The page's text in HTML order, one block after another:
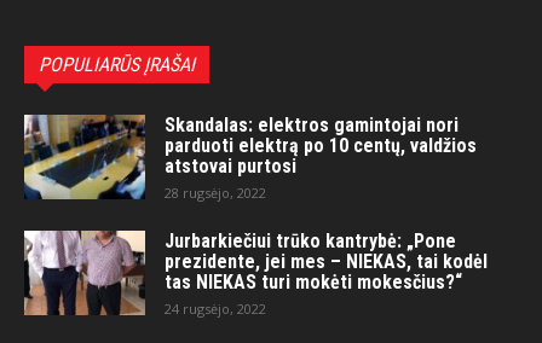
POPULIARŪS ĮRAŠAI
Skandalas: elektros gamintojai nori
parduoti elektrą po 10 centų, valdžios
atstovai purtosi
28 rugsėjo, 2022
Jurbarkiečiui trūko kantrybė: „Pone
prezidente, jei mes – NIEKAS, tai kodėl
tas NIEKAS turi mokėti mokesčius?“
24 rugsėjo, 2022